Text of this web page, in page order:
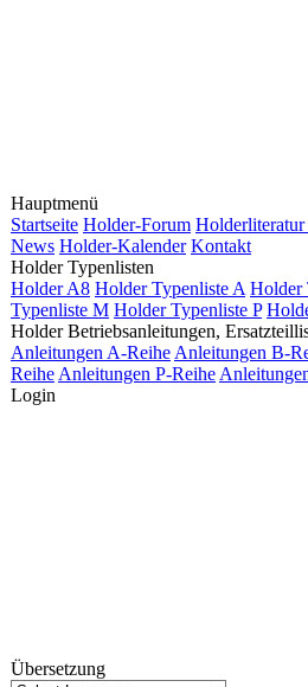
Hauptmenü
Startseite Holder-Forum
News Holder-Kalender Kontakt
Holder Typenlisten
Holder A8 Holder Typenliste A Holder
Typenliste M Holder Typenliste P
Holder Betriebsanleitungen,
Anleitungen A-Reihe Anleitungen B-
Reihe Anleitungen P-Reihe
Login
Übersetzung